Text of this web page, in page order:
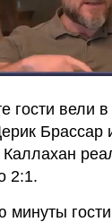
гости вели в
Брассар
2:1.
минуты